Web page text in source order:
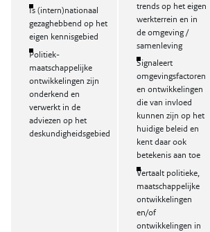
Is (intern)nationaal
gezaghebbend op het
eigen kennisgebied
Politiek-
maatschappelijke
ontwikkelingen zijn
onderkend en
verwerkt in de
adviezen op het
deskundigheidsgebied
trends op het eigen
werkterrein en in
de omgeving /
samenleving
Signaleert
omgevingsfactoren
en ontwikkelingen
die van invloed
kunnen zijn op het
huidige beleid en
kent daar ook
betekenis aan toe
Vertaalt politieke,
maatschappelijke
ontwikkelingen
en/of
ontwikkelingen in